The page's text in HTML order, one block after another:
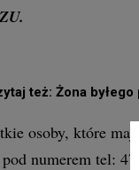
też: Żona
osoby, które
numerem tel: 47